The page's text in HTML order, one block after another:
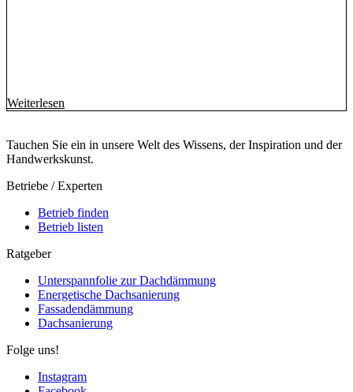
Weiterlesen
Tauchen Sie ein in unsere Welt des Wissens, der Inspiration und der
Handwerkskunst.
Betriebe / Experten
Betrieb finden
Betrieb listen
Ratgeber
Unterspannfolie zur Dachdämmung
Energetische Dachsanierung
Fassadendämmung
Dachsanierung
Folge uns!
Instagram